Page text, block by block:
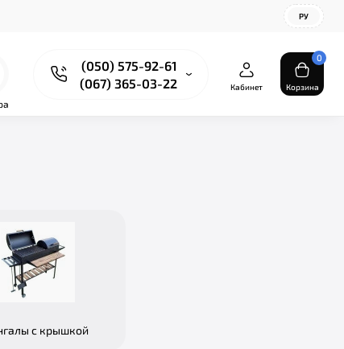
РУ
(050) 575-92-61
(067) 365-03-22
Кабинет
0
Корзина
с крышкой